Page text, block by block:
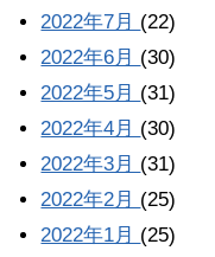
2022年7月 (22)
2022年6月 (30)
2022年5月 (31)
2022年4月 (30)
2022年3月 (31)
2022年2月 (25)
2022年1月 (25)